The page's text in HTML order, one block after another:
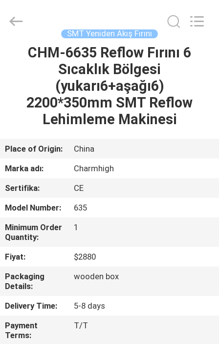
ÜRÜNLER
VIDEOLAR
HAKKIMIZDA
TURU
KALITE
KONTROLÜ
BIZE
ULAŞIN
HABERLER
TECHNOLOGY
LIMITED.
SMT Yeniden Akış Fırını
CHM-6635 Reflow Fırını 6
Sıcaklık Bölgesi
(yukarı6+aşağı6)
2200*350mm SMT Reflow
Lehimleme Makinesi
Place of Origin:
China
Marka adı:
Charmhigh
Sertifika:
CE
Model Number:
635
Minimum Order
Quantity:
1
Fiyat:
$2880
Packaging
Details:
wooden box
Delivery Time:
5-8 days
Payment
Terms:
T/T